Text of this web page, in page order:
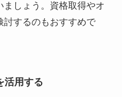
しょう。資格取得やオ
討するのもおすすめで
活用する